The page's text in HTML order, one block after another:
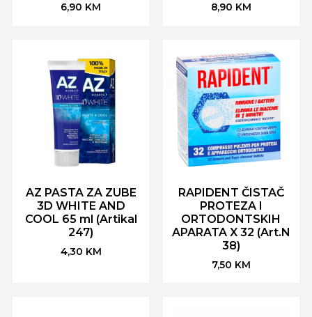
6,90 KM 8,90 KM
AZ PASTA ZA ZUBE
3D WHITE AND
COOL 65 ml (Artikal
247)
4,30 KM
RAPIDENT ČISTAČ
PROTEZA I
ORTODONTSKIH
APARATA X 32 (Art.N
38)
7,50 KM